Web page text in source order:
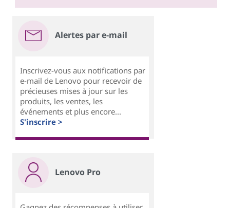
Alertes par e-mail
Inscrivez-vous aux notifications par
e-mail de Lenovo pour recevoir de
précieuses mises à jour sur les
produits, les ventes, les
événements et plus encore...
S'inscrire >
Lenovo Pro